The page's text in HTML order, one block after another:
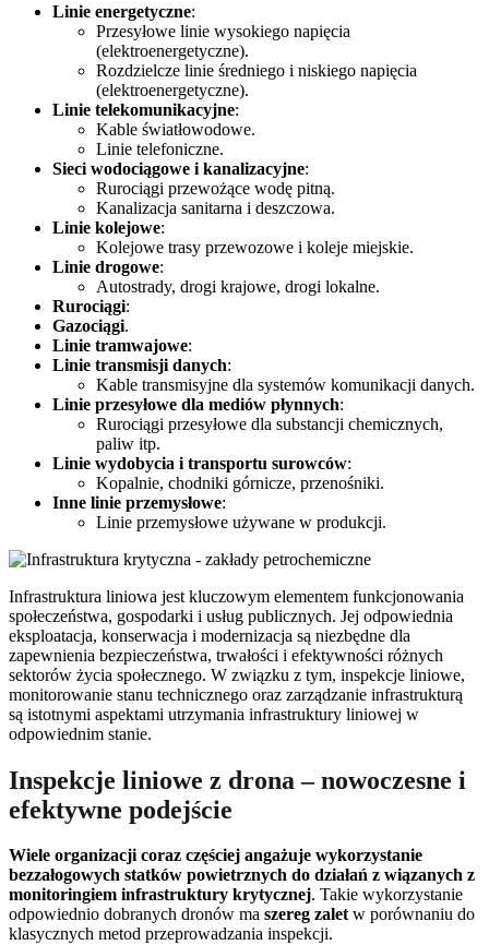
Linie energetyczne:
Przesyłowe linie wysokiego napięcia
(elektroenergetyczne).
Rozdzielcze linie średniego i niskiego napięcia
(elektroenergetyczne).
Linie telekomunikacyjne:
Kable światłowodowe.
Linie telefoniczne.
Sieci wodociągowe i kanalizacyjne:
Rurociągi przewożące wodę pitną.
Kanalizacja sanitarna i deszczowa.
Linie kolejowe:
Kolejowe trasy przewozowe i koleje miejskie.
Linie drogowe:
Autostrady, drogi krajowe, drogi lokalne.
Rurociągi:
Gazociągi.
Linie tramwajowe:
Linie transmisji danych:
Kable transmisyjne dla systemów komunikacji danych.
Linie przesyłowe dla mediów płynnych:
Rurociągi przesyłowe dla substancji chemicznych,
paliw itp.
Linie wydobycia i transportu surowców:
Kopalnie, chodniki górnicze, przenośniki.
Inne linie przemysłowe:
Linie przemysłowe używane w produkcji.
Infrastruktura liniowa jest kluczowym elementem funkcjonowania
społeczeństwa, gospodarki i usług publicznych. Jej odpowiednia
eksploatacja, konserwacja i modernizacja są niezbędne dla
zapewnienia bezpieczeństwa, trwałości i efektywności różnych
sektorów życia społecznego. W związku z tym, inspekcje liniowe,
monitorowanie stanu technicznego oraz zarządzanie infrastrukturą
są istotnymi aspektami utrzymania infrastruktury liniowej w
odpowiednim stanie.
Inspekcje liniowe z drona – nowoczesne i
efektywne podejście
Wiele organizacji coraz częściej angażuje wykorzystanie
bezzałogowych statków powietrznych do działań z wiązanych z
monitoringiem infrastruktury krytycznej. Takie wykorzystanie
odpowiednio dobranych dronów ma szereg zaletw porównaniu do
klasycznych metod przeprowadzania inspekcji.